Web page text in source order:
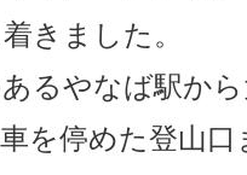
きました。
るやなば駅か
を停めた登山